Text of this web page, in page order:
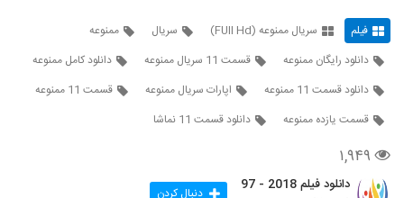
ممنوعه . دوازده-۷۴۵ بازدید
27
قسمت دوازدهم سریال ممنوعه (سریال)
ممنوعه . دوازده-HD
۵,۰۰۹ بازدید
28
فیلم سریال ممنوعه (FUll Hd) سریال
ممنوعه
دانلود رایگان ممنوعه
قسمت 11 سریال ممنوعه
دانلود کامل ممنوعه
دانلود قسمت 11 ممنوعه
اپارات سریال ممنوعه
قسمت 11 ممنوعه
قسمت یازده ممنوعه
دانلود قسمت 11 نماشا
۱,۹۴۹
دانلود فیلم 2018 - 97 دنبال کردن